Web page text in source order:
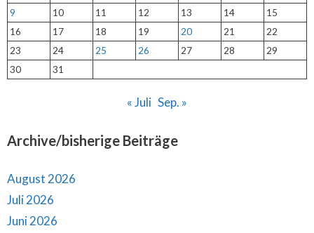
9
10 11 12 13 14
15
16
17 18 19 20 21
22
23
24 25 26 27 28
29
30
31
« Juli Sep. »
Archive/bisherige Beiträge
August 2026
Juli 2026
Juni 2026